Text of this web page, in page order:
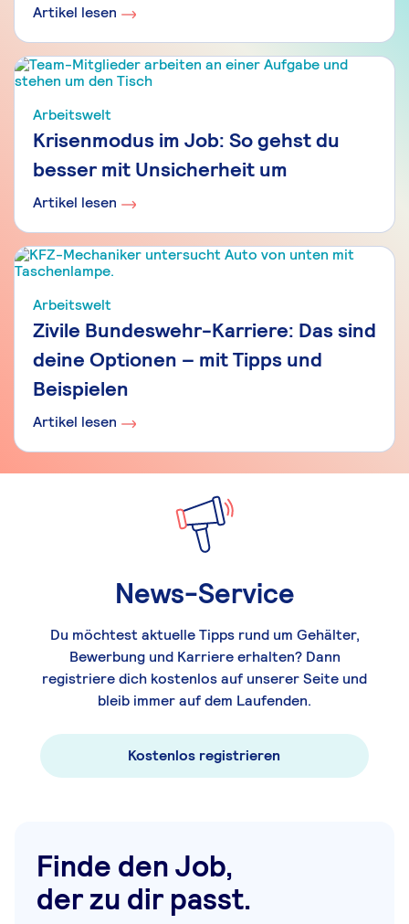
Artikel lesen
Arbeitswelt
Krisenmodus im Job: So gehst du
besser mit Unsicherheit um
Artikel lesen
Arbeitswelt
Zivile Bundeswehr-Karriere: Das sind
deine Optionen – mit Tipps und
Beispielen
Artikel lesen
News-Service
Du möchtest aktuelle Tipps rund um Gehälter,
Bewerbung und Karriere erhalten? Dann
registriere dich kostenlos auf unserer Seite und
bleib immer auf dem Laufenden.
Kostenlos registrieren
Finde den Job,
der zu dir passt.